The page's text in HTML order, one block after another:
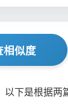
相似度
以下是根据两